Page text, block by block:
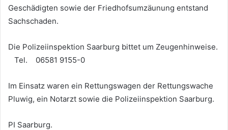
Geschädigten sowie der Friedhofsumzäunung entstand
Sachschaden.
Die Polizeiinspektion Saarburg bittet um Zeugenhinweise.
Tel. 06581 9155-0
Im Einsatz waren ein Rettungswagen der Rettungswache
Pluwig, ein Notarzt sowie die Polizeiinspektion Saarburg.
PI Saarburg.